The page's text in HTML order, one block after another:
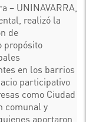
Y
COMUNIDAD
SE
UNEN
AMBIENTAL
UNINAVARRA
– UNINAVARRA,
realizó la
de
propósito
en los barrios
participativo
como Ciudad
comunal y
aportaron